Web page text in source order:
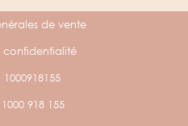
de vente
confidentialité
918 155